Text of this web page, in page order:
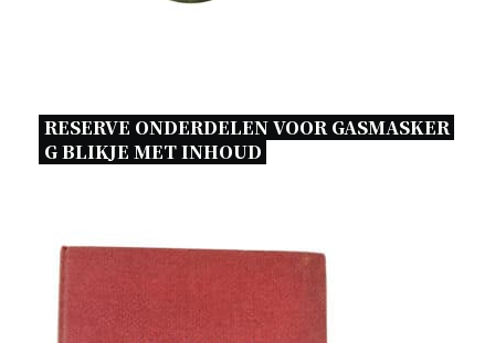
RESERVE ONDERDELEN VOOR GASMASKER
G BLIKJE MET INHOUD